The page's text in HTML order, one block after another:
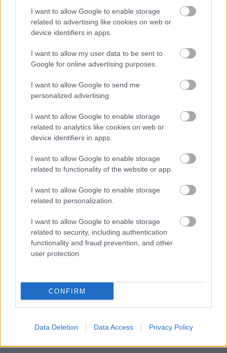
I want to allow Google to enable storage
related to advertising like cookies on web or
device identifiers in apps.
I want to allow my user data to be sent to
Google for online advertising purposes.
I want to allow Google to send me
personalized advertising.
I want to allow Google to enable storage
related to analytics like cookies on web or
device identifiers in apps.
I want to allow Google to enable storage
related to functionality of the website or app.
I want to allow Google to enable storage
related to personalization.
I want to allow Google to enable storage
related to security, including authentication
functionality and fraud prevention, and other
user protection.
CONFIRM
Data Deletion Data Access Privacy Policy
11/03/2026
Από την Περούτζια του 2000
στο σήμερα: Tο τρίτο
Παναθηναϊκού με την
ιστορία
08/03/2026
Αναγνώριση και σεβασμός
οι σημαντικότερες νίκες του